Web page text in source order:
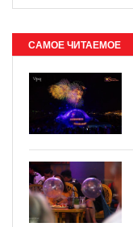
САМОЕ ЧИТАЕМОЕ